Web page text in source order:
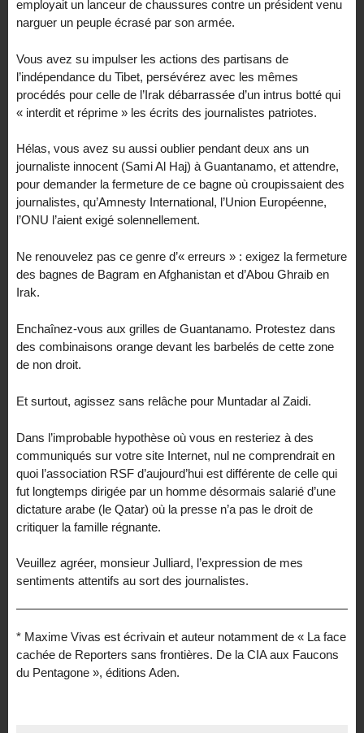
employait un lanceur de chaussures contre un président venu
narguer un peuple écrasé par son armée.
Vous avez su impulser les actions des partisans de
l’indépendance du Tibet, persévérez avec les mêmes
procédés pour celle de l’Irak débarrassée d’un intrus botté qui
« interdit et réprime » les écrits des journalistes patriotes.
Hélas, vous avez su aussi oublier pendant deux ans un
journaliste innocent (Sami Al Haj) à Guantanamo, et attendre,
pour demander la fermeture de ce bagne où croupissaient des
journalistes, qu’Amnesty International, l’Union Européenne,
l’ONU l’aient exigé solennellement.
Ne renouvelez pas ce genre d’« erreurs » : exigez la fermeture
des bagnes de Bagram en Afghanistan et d’Abou Ghraib en
Irak.
Enchaînez-vous aux grilles de Guantanamo. Protestez dans
des combinaisons orange devant les barbelés de cette zone
de non droit.
Et surtout, agissez sans relâche pour Muntadar al Zaidi.
Dans l’improbable hypothèse où vous en resteriez à des
communiqués sur votre site Internet, nul ne comprendrait en
quoi l’association RSF d’aujourd’hui est différente de celle qui
fut longtemps dirigée par un homme désormais salarié d’une
dictature arabe (le Qatar) où la presse n’a pas le droit de
critiquer la famille régnante.
Veuillez agréer, monsieur Julliard, l’expression de mes
sentiments attentifs au sort des journalistes.
* Maxime Vivas est écrivain et auteur notamment de « La face
cachée de Reporters sans frontières. De la CIA aux Faucons
du Pentagone », éditions Aden.